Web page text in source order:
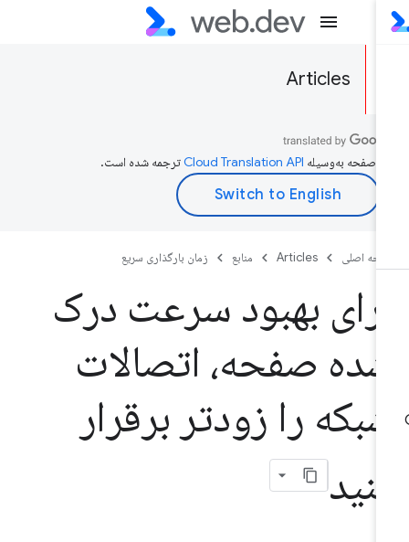
Articles
صفحه به‌وسیله ترجمه شده است.
اصلی Articles منابع زمان بارگذاری سریع
بهبود سرعت درک
صفحه، اتصالات
را زودتر برقرار